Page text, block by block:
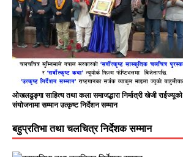
ओखलढुङ्गा साहित्य तथा कला समाजद्धारा निर्मात्री खेजी राईज्यूको
संयोजनामा सम्मान उत्कृष्ट निर्देशन सम्मान
बहुप्रतिभा तथा चलचित्र निर्देशक सम्मान